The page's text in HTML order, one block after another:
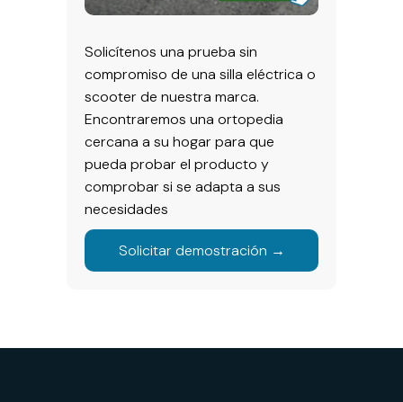
Solicítenos una prueba sin
compromiso de una silla eléctrica o
scooter de nuestra marca.
Encontraremos una ortopedia
cercana a su hogar para que
pueda probar el producto y
comprobar si se adapta a sus
necesidades
Solicitar demostración →